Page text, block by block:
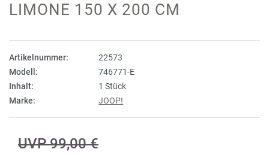
LIMONE 150 X 200 CM
Artikelnummer:
22573
Modell:
746771-E
Inhalt:
1 Stück
Marke:
JOOP!
UVP 99,00 €